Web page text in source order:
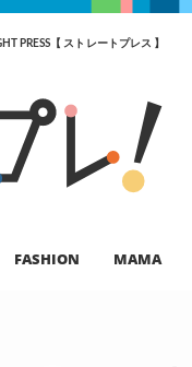
PRESS【 ストレートプレス 】
FASHION MAMA